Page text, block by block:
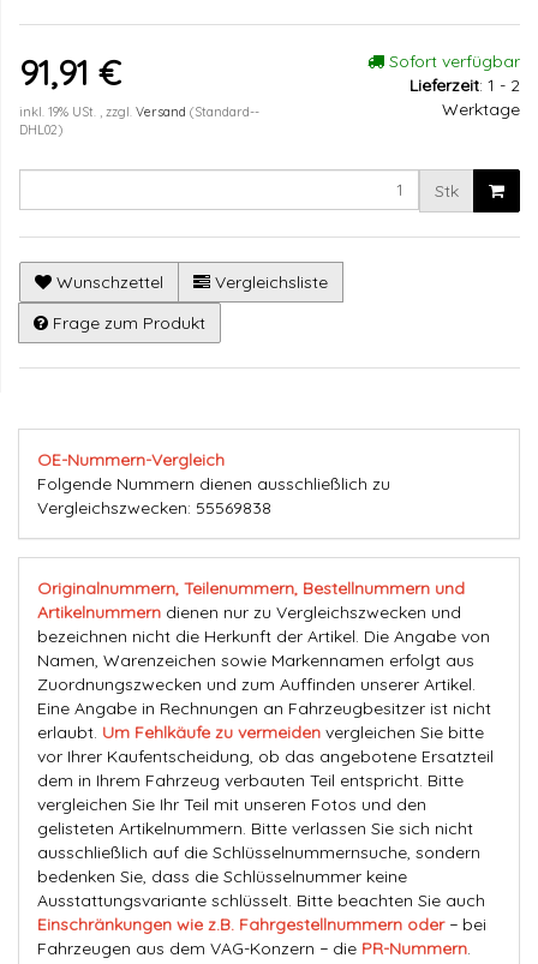
91,91 €
inkl. 19% USt. , zzgl. Versand (Standard--
DHL02)
Sofort verfügbar
Lieferzeit: 1 - 2
Werktage
Stk
Wunschzettel
Vergleichsliste
Frage zum Produkt
OE-Nummern-Vergleich
Folgende Nummern dienen ausschließlich zu
Vergleichszwecken: 55569838
Originalnummern, Teilenummern, Bestellnummern und
Artikelnummern dienen nur zu Vergleichszwecken und
bezeichnen nicht die Herkunft der Artikel. Die Angabe von
Namen, Warenzeichen sowie Markennamen erfolgt aus
Zuordnungszwecken und zum Auffinden unserer Artikel.
Eine Angabe in Rechnungen an Fahrzeugbesitzer ist nicht
erlaubt. Um Fehlkäufe zu vermeiden vergleichen Sie bitte
vor Ihrer Kaufentscheidung, ob das angebotene Ersatzteil
dem in Ihrem Fahrzeug verbauten Teil entspricht. Bitte
vergleichen Sie Ihr Teil mit unseren Fotos und den
gelisteten Artikelnummern. Bitte verlassen Sie sich nicht
ausschließlich auf die Schlüsselnummernsuche, sondern
bedenken Sie, dass die Schlüsselnummer keine
Ausstattungsvariante schlüsselt. Bitte beachten Sie auch
Einschränkungen wie z.B. Fahrgestellnummern oder− bei
Fahrzeugen aus dem VAG-Konzern − die PR-Nummern